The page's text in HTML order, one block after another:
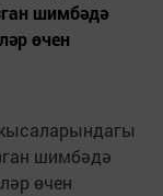
шимбәдә
өчен
шимбәдә
өчен